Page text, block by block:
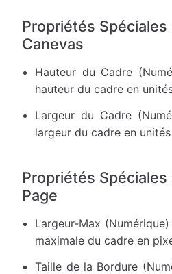
Propriétés
Canevas
Hauteur du Cadre
hauteur du cadre en
Largeur du Cadre
largeur du cadre en
Propriétés
Page
Largeur-Max
maximale du cadre en
Taille de la Bordure